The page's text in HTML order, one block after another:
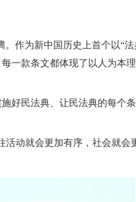
作为新中国历史上首个以“
一款条文都体现了以人为本
好民法典、让民法典的每个
动就会更加有序，社会就会